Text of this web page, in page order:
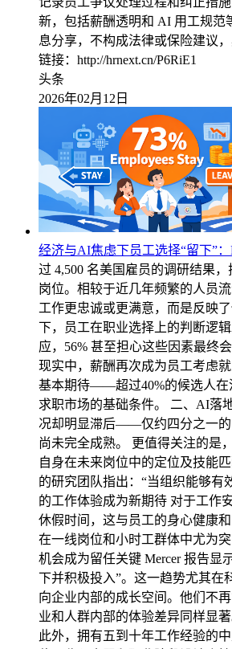
新，包括薪酬透明和 AI 用工规范
息分享，不构成法律或保险建议
链接：http://hrnext.cn/P6RiE1
头条
2026年02月12日
经济与AI焦虑下员工选择“留下”
过 4,500 名美国雇员的调研结果
岗位。相较于近几年频繁的人员
工作更忠诚或更满意，而是反映
下，员工在职业选择上的判断逻
应，56% 甚至担心这些因素最终
现实中，薪酬再次成为员工考虑
基本期待——超过40%的候选人在
求职市场的基础条件。 二、AI落
况却明显滞后——仅约四分之一的
尚未完全成熟。 更值得关注的是
自身在未来岗位中的定位及技能
的研究团队指出：“当组织能够
的工作体验成为新期待 对于工作
休假时间，这与员工的身心健康
在一线岗位和小时工群体中尤为
机会成为留任关键 Mercer 报告
下并积极投入”。这一趋势尤其在
向企业内部的成长空间。他们不
业和人群内部的体验差异同样显
此外，拥有五到十年工作经验的